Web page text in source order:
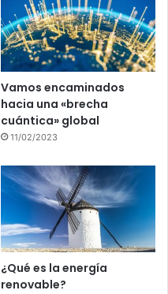
Vamos encaminados
hacia una «brecha
cuántica» global
11/02/2023
¿Qué es la energía
renovable?